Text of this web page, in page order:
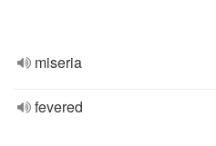
miseria
fevered